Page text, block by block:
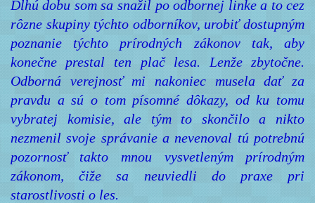
Dlhú dobu som sa snažil po odbornej linke a to cez
rôzne skupiny týchto odborníkov, urobiť dostupným
poznanie týchto prírodných zákonov tak, aby
konečne prestal ten plač lesa. Lenže zbytočne.
Odborná verejnosť mi nakoniec musela dať za
pravdu a sú o tom písomné dôkazy, od ku tomu
vybratej komisie, ale tým to skončilo a nikto
nezmenil svoje správanie a nevenoval tú potrebnú
pozornosť takto mnou vysvetleným prírodným
zákonom, čiže sa neuviedli do praxe pri
starostlivosti o les.